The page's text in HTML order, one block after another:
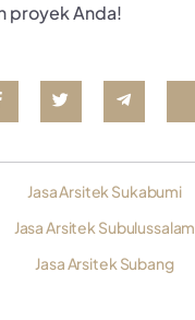
proyek Anda!
Jasa Arsitek Sukabumi
Jasa Arsitek Subulussalam
Jasa Arsitek Subang